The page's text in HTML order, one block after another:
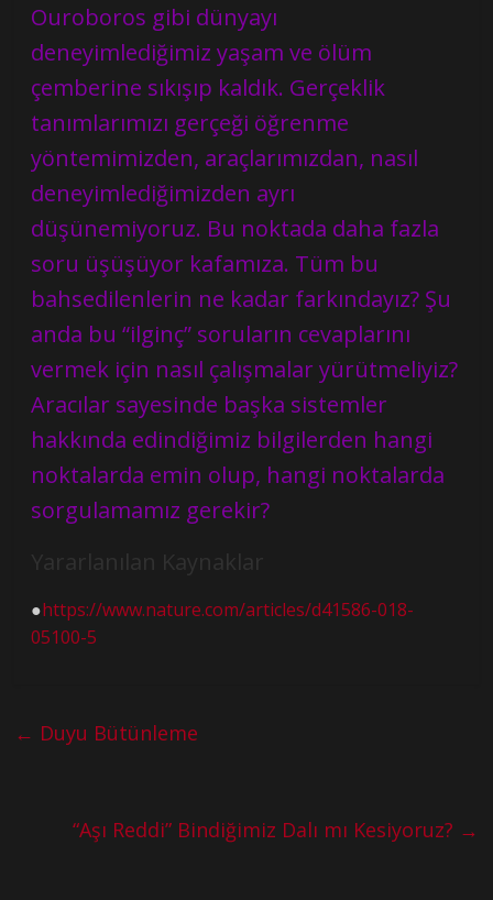
Ouroboros gibi dünyayı
deneyimlediğimiz yaşam ve ölüm
çemberine sıkışıp kaldık. Gerçeklik
tanımlarımızı gerçeği öğrenme
yöntemimizden, araçlarımızdan, nasıl
deneyimlediğimizden ayrı
düşünemiyoruz. Bu noktada daha fazla
soru üşüşüyor kafamıza. Tüm bu
bahsedilenlerin ne kadar farkındayız? Şu
anda bu “ilginç” soruların cevaplarını
vermek için nasıl çalışmalar yürütmeliyiz?
Aracılar sayesinde başka sistemler
hakkında edindiğimiz bilgilerden hangi
noktalarda emin olup, hangi noktalarda
sorgulamamız gerekir?
Yararlanılan Kaynaklar
●https://www.nature.com/articles/d41586-018-
05100-5
← Duyu Bütünleme
“Aşı Reddi” Bindiğimiz Dalı mı Kesiyoruz? →